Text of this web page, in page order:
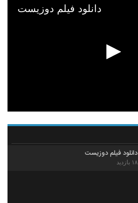
دانلود فیلم دوزیست
دانلود فیلم دوزیست
۱۸ بازدید